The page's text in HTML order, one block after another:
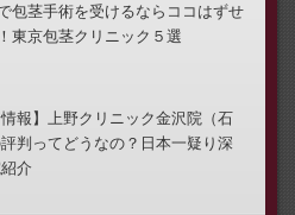
包茎手術を受けるならココはずせ
東京包茎クリニック５選
情報】上野クリニック金沢院（石
判ってどうなの？日本一疑り深
介